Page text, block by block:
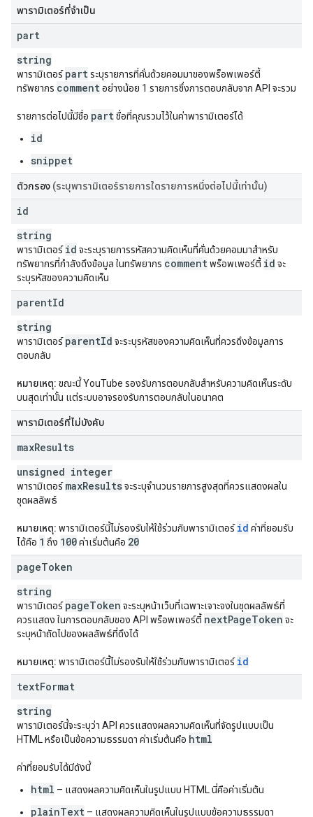
พารามิเตอร์ที่จำเป็น
part
string
พารามิเตอร์partระบุรายการที่คั่นด้วยคอมมาของพร็อพเพอร์ตี้
ทรัพยากร commentอย่างน้อย 1 รายการซึ่งการตอบกลับจาก API จะรวม
รายการต่อไปนี้มีชื่อ partชื่อที่คุณรวมไว้ในค่าพารามิเตอร์ได้
id
snippet
ตัวกรอง (ระบุพารามิเตอร์รายการใดรายการหนึ่งต่อไปนี้เท่านั้น)
id
string
พารามิเตอร์id จะระบุรายการรหัสความคิดเห็นที่คั่นด้วยคอมมาสำหรับ
ทรัพยากรที่กำลังดึงข้อมูล ในทรัพยากร commentพร็อพเพอร์ตี้ id จะ
ระบุรหัสของความคิดเห็น
parentId
string
พารามิเตอร์parentId จะระบุรหัสของความคิดเห็นที่ควรดึงข้อมูลการ
ตอบกลับ
หมายเหตุ: ขณะนี้ YouTube รองรับการตอบกลับสำหรับความคิดเห็นระดับ
บนสุดเท่านั้น แต่ระบบอาจรองรับการตอบกลับในอนาคต
พารามิเตอร์ที่ไม่บังคับ
maxResults
unsigned integer
พารามิเตอร์maxResultsจะระบุจำนวนรายการสูงสุดที่ควรแสดงผลใน
ชุดผลลัพธ์
หมายเหตุ: พารามิเตอร์นี้ไม่รองรับให้ใช้ร่วมกับพารามิเตอร์id ค่าที่ยอมรับ
ได้คือ 1 ถึง 100ค่าเริ่มต้นคือ 20
pageToken
string
พารามิเตอร์pageToken จะระบุหน้าเว็บที่เฉพาะเจาะจงในชุดผลลัพธ์ที่
ควรแสดง ในการตอบกลับของ API พร็อพเพอร์ตี้ nextPageToken จะ
ระบุหน้าถัดไปของผลลัพธ์ที่ดึงได้
หมายเหตุ: พารามิเตอร์นี้ไม่รองรับให้ใช้ร่วมกับพารามิเตอร์id
textFormat
string
พารามิเตอร์นี้จะระบุว่า API ควรแสดงผลความคิดเห็นที่จัดรูปแบบเป็น
HTML หรือเป็นข้อความธรรมดา ค่าเริ่มต้นคือ html
ค่าที่ยอมรับได้มีดังนี้
html – แสดงผลความคิดเห็นในรูปแบบ HTML นี่คือค่าเริ่มต้น
plainText – แสดงผลความคิดเห็นในรูปแบบข้อความธรรมดา